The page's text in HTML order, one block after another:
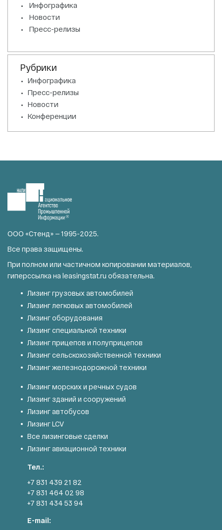
Инфографика
Новости
Пресс-релизы
Рубрики
Инфографика
Пресс-релизы
Новости
Конференции
ООО «Стенд» — 1995-2025.
Все права защищены.
При полном или частичном копировании материалов,
гиперссылка на leasingstat.ru обязательна.
Лизинг грузовых автомобилей
Лизинг легковых автомобилей
Лизинг оборудования
Лизинг специальной техники
Лизинг прицепов и полуприцепов
Лизинг сельскохозяйственной техники
Лизинг железнодорожной техники
Лизинг морских и речных судов
Лизинг зданий и сооружений
Лизинг автобусов
Лизинг LCV
Все лизинговые сделки
Лизинг авиационной техники
Тел.:
+7 831 439 21 82
+7 831 464 02 98
+7 831 434 53 94
E-mail: